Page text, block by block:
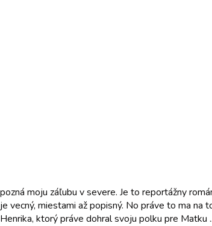
moju záľubu v severe. Je to reportážny
vecný, miestami až popisný. No práve to ma na
ktorý práve dohral svoju polku pre Matku